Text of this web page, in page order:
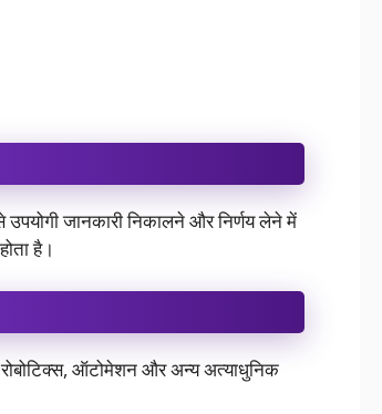
जानकारी निकालने और निर्णय लेने में
है।
ऑटोमेशन और अन्य अत्याधुनिक